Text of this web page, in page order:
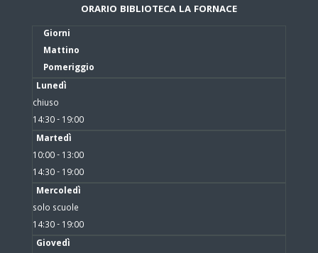
ORARIO BIBLIOTECA LA FORNACE
Giorni
Mattino
Pomeriggio
Lunedì
chiuso
14:30 - 19:00
Martedì
10:00 - 13:00
14:30 - 19:00
Mercoledì
solo scuole
14:30 - 19:00
Giovedì